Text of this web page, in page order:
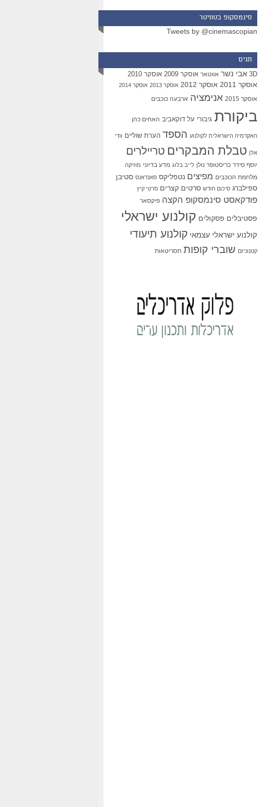
סינמסקופ בטוויטר
Tweets by @cinemascopian
תגים
3D אבי נשר אווטאר אוסקר 2009 אוסקר 2010
אוסקר 2011 אוסקר 2012 אוסקר 2013 אוסקר 2014
אוסקר 2015 אנימציה ארבעה כוכבים
ביקורת גיבורי על דוקאביב האחים כהן
האקדמיה הישראלית לקולנוע הספד הערת שוליים וודי
אלן טבלת המבקרים טריילרים
יוסף סידר כריסטופר נולן לייב בלוג מדע בדיוני מוזיקה
מלחמת הכוכבים מפיצים נטפליקס סאנדאנס סטיבן
ספילברג סיכום חודש סרטים קצרים סרטי קיץ
פודקאסט סינמסקופ הקצה פיקסאר
פסטיבלים פסקולים קולנוע ישראלי
קולנוע ישראלי עצמאי קולנוע תיעודי
קטנוניזם שוברי קופות תסריטאות